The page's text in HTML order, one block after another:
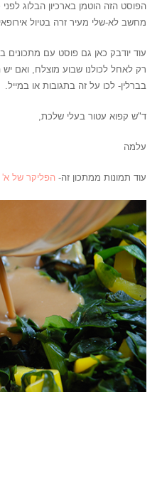
הפוסט הזה הוטמן בארכיון הבלוג
מחשב לא-שלי מעיר זרה בטיול
עוד יודבק כאן גם פוסט עם מתכונים
רק לאחל לכולנו שבוע מוצלח, ואם
בברלין- לכו על זה בתגובות או במייל.
ד"ש קפוא עטור בעלי שלכת,
עלמה
עוד תמונות ממתכון זה-הפליקר של א'